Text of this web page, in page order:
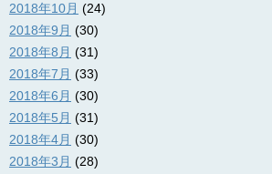
2018年10月 (24)
2018年9月 (30)
2018年8月 (31)
2018年7月 (33)
2018年6月 (30)
2018年5月 (31)
2018年4月 (30)
2018年3月 (28)